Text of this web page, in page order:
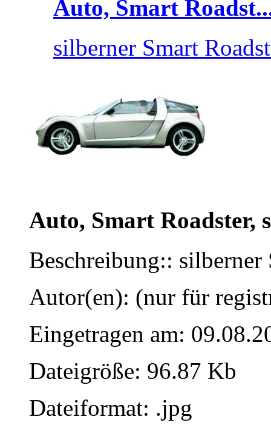
Auto, Smart
silberner Smart
Auto, Smart Roadster,
Beschreibung:: silberner
Autor(en): (nur für
Eingetragen am:
Dateigröße: 96.87 Kb
Dateiformat: .jpg